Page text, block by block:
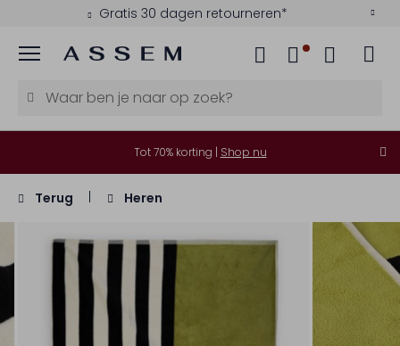
Gratis 30 dagen retourneren*
Menu
Tot 70% korting | Shop nu
Terug Heren